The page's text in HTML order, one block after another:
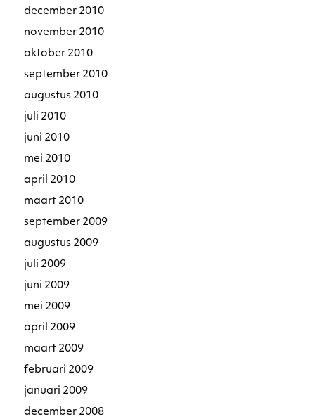
december 2010
november 2010
oktober 2010
september 2010
augustus 2010
juli 2010
juni 2010
mei 2010
april 2010
maart 2010
september 2009
augustus 2009
juli 2009
juni 2009
mei 2009
april 2009
maart 2009
februari 2009
januari 2009
december 2008